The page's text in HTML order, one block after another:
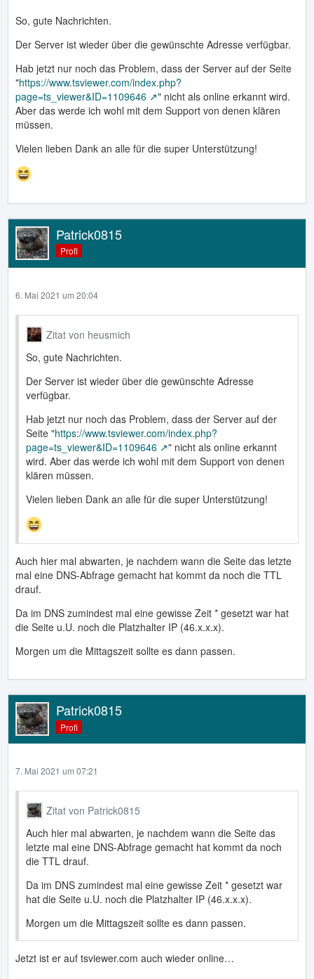
So, gute Nachrichten.
Der Server ist wieder über die gewünschte Adresse verfügbar.
Hab jetzt nur noch das Problem, dass der Server auf der Seite
"https://www.tsviewer.com/index.php?
page=ts_viewer&ID=1109646
" nicht als online erkannt wird.
Aber das werde ich wohl mit dem Support von denen klären
müssen.
Vielen lieben Dank an alle für die super Unterstützung!
Patrick0815
Profi
6. Mai 2021 um 20:04
Zitat von heusmich
So, gute Nachrichten.
Der Server ist wieder über die gewünschte Adresse
verfügbar.
Hab jetzt nur noch das Problem, dass der Server auf der
Seite "https://www.tsviewer.com/index.php?
page=ts_viewer&ID=1109646
" nicht als online erkannt
wird. Aber das werde ich wohl mit dem Support von denen
klären müssen.
Vielen lieben Dank an alle für die super Unterstützung!
Auch hier mal abwarten, je nachdem wann die Seite das letzte
mal eine DNS-Abfrage gemacht hat kommt da noch die TTL
drauf.
Da im DNS zumindest mal eine gewisse Zeit * gesetzt war hat
die Seite u.U. noch die Platzhalter IP (46.x.x.x).
Morgen um die Mittagszeit sollte es dann passen.
Patrick0815
Profi
7. Mai 2021 um 07:21
Zitat von Patrick0815
Auch hier mal abwarten, je nachdem wann die Seite das
letzte mal eine DNS-Abfrage gemacht hat kommt da noch
die TTL drauf.
Da im DNS zumindest mal eine gewisse Zeit * gesetzt war
hat die Seite u.U. noch die Platzhalter IP (46.x.x.x).
Morgen um die Mittagszeit sollte es dann passen.
Jetzt ist er auf tsviewer.com auch wieder online…